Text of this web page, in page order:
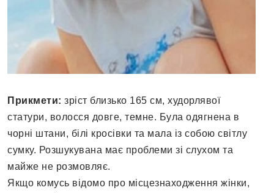
Прикмети: зріст близько 165 см, худорлявої
статури, волосся довге, темне. Була одягнена в
чорні штани, білі кросівки та мала із собою світлу
сумку. Розшукувана має проблеми зі слухом та
майже не розмовляє.
Якщо комусь відомо про місцезнаходження жінки,